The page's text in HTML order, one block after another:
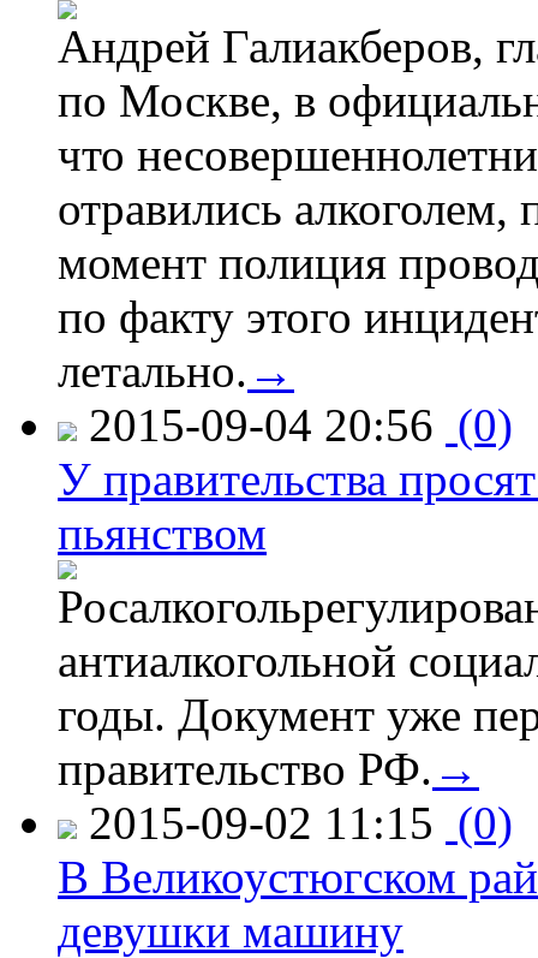
Андрей Галиакберов,
по Москве, в
что
отравились
момент полиция
по факту этого
летально. →
2015-09-04 20:56 (0)
У правительства
пьянством
антиалкогольной
годы. Документ уже
правительство РФ. →
2015-09-02 11:15 (0)
В Великоустюгском
девушки машину